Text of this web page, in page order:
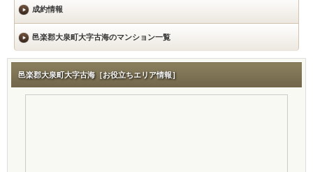
成約情報
邑楽郡大泉町大字古海のマンション一覧
邑楽郡大泉町大字古海［お役立ちエリア情報］